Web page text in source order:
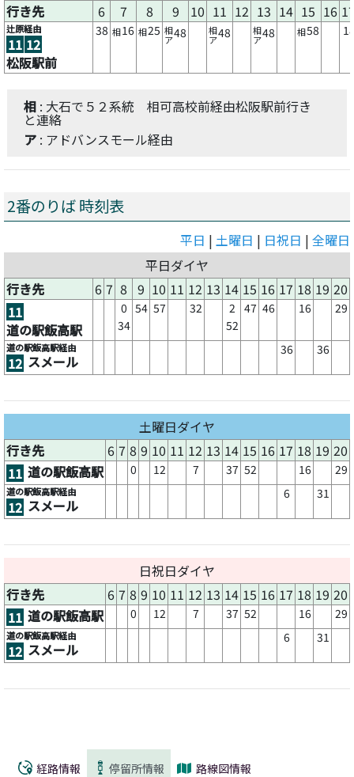
行き先
6 7 8 9 10 11 12 13 14 15 16
辻原経由
11 12
松阪駅前
38 相16 相25 相
ア48 相
ア48 相
ア48 相58
相 : 大石で５２系統 相可高校前経由松阪駅前行き
と連絡
ア : アドバンスモール経由
2番のりば 時刻表
平日 | 土曜日 | 日祝日 | 全曜日
平日ダイヤ
行き先
6 7 8 9 10 11 12 13 14 15 16 17 18 19 20
11
道の駅飯高駅
0
34
54 57 32
2
52
47 46 16 29
道の駅飯高駅経由
12 スメール
36 36
土曜日ダイヤ
行き先
6 7 8 9 10 11 12 13 14 15 16 17 18 19 20
11 道の駅飯高駅 0 12 7 37 52 16 29
道の駅飯高駅経由
12 スメール
6 31
日祝日ダイヤ
行き先
6 7 8 9 10 11 12 13 14 15 16 17 18 19 20
11 道の駅飯高駅 0 12 7 37 52 16 29
道の駅飯高駅経由
12 スメール
6 31
経路情報 停留所情報 路線図情報